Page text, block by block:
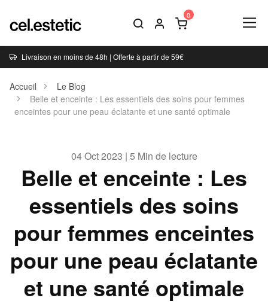
Livraison en moins de 48h | Offerte à partir de 59€
Accueil
Le Blog
Belle et enceinte : Les essentiels des soins pour femmes
enceintes pour une peau éclatante et une santé optimale
04 Oct 2023 | 5 Min de lecture
Belle et enceinte : Les
essentiels des soins
pour femmes enceintes
pour une peau éclatante
et une santé optimale